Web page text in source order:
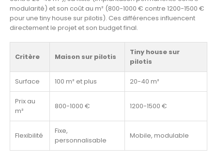
modularité) et son coût au m² (800-1000 € contre 1200-1500 €
pour une tiny house sur pilotis). Ces différences influencent
directement le projet et son budget final.
Critère Maison sur pilotis
Tiny house sur
pilotis
Surface 100 m² et plus 20-40 m²
Prix au
m²
800-1000 € 1200-1500 €
Flexibilité
Fixe,
personnalisable
Mobile, modulable